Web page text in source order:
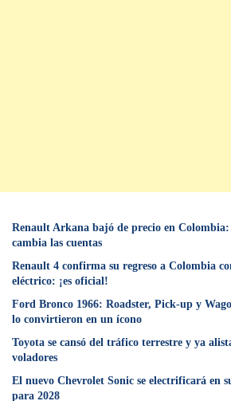
Renault Arkana bajó de precio en
cambia las cuentas
Renault 4 confirma su regreso a Colombia
eléctrico: ¡es oficial!
Ford Bronco 1966: Roadster, Pick-up y
lo convirtieron en un ícono
Toyota se cansó del tráfico terrestre y ya
voladores
El nuevo Chevrolet Sonic se electrificará en
para 2028